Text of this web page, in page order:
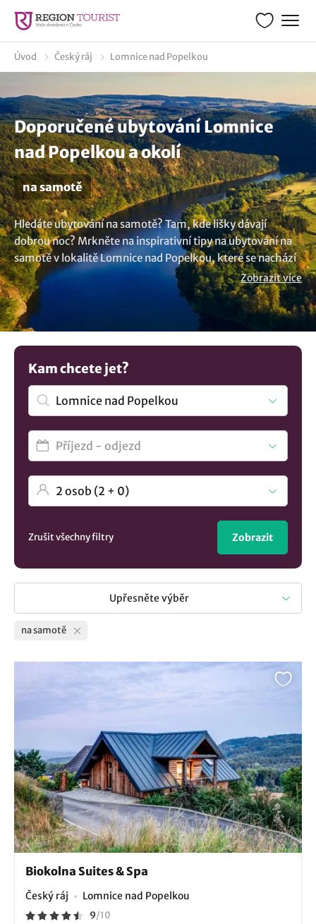
Úvod Český ráj Lomnice nad Popelkou
Doporučené ubytování Lomnice
nad Popelkou a okolí
na samotě
Hledáte ubytování na samotě? Tam, kde lišky dávají
dobrou noc? Mrkněte na inspirativní tipy na ubytování na
samotě v lokalitě Lomnice nad Popelkou, které se nachází
na tichých a odlehlých místech. Samota vám navíc
poskytne svobodu poznat okolní krajinu. Potřebujete větší
inspiraci? Zde najdete ucelený výběrubytování v lokalitě
Lomnice nad Popelkou
Zobrazit více
Kam chcete jet?
Zrušit všechny filtry Zobrazit
Upřesněte výběr
na samotě
Biokolna Suites & Spa
Český ráj Lomnice nad Popelkou
9/10